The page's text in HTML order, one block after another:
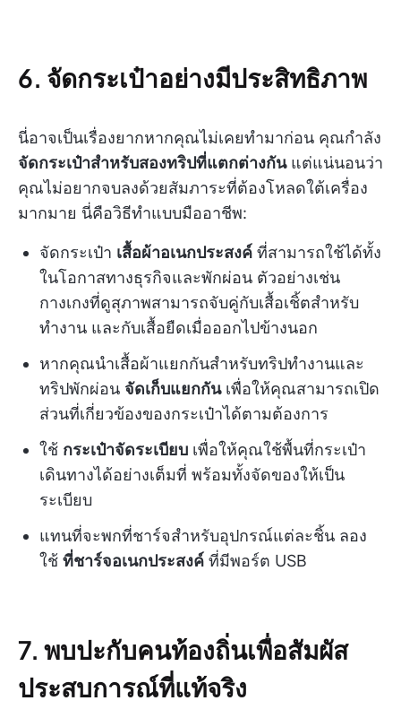
6. จัดกระเป๋าอย่างมีประสิทธิภาพ
นี่อาจเป็นเรื่องยากหากคุณไม่เคยทำมาก่อน คุณกำลัง
จัดกระเป๋าสำหรับสองทริปที่แตกต่างกันแต่แน่นอนว่า
คุณไม่อยากจบลงด้วยสัมภาระที่ต้องโหลดใต้เครื่อง
มากมาย นี่คือวิธีทำแบบมืออาชีพ:
จัดกระเป๋า เสื้อผ้าอเนกประสงค์ ที่สามารถใช้ได้ทั้ง
ในโอกาสทางธุรกิจและพักผ่อน ตัวอย่างเช่น
กางเกงที่ดูสุภาพสามารถจับคู่กับเสื้อเชิ้ตสำหรับ
ทำงาน และกับเสื้อยืดเมื่อออกไปข้างนอก
หากคุณนำเสื้อผ้าแยกกันสำหรับทริปทำงานและ
ทริปพักผ่อน จัดเก็บแยกกันเพื่อให้คุณสามารถเปิด
ส่วนที่เกี่ยวข้องของกระเป๋าได้ตามต้องการ
ใช้ กระเป๋าจัดระเบียบ เพื่อให้คุณใช้พื้นที่กระเป๋า
เดินทางได้อย่างเต็มที่ พร้อมทั้งจัดของให้เป็น
ระเบียบ
แทนที่จะพกที่ชาร์จสำหรับอุปกรณ์แต่ละชิ้น ลอง
ใช้ ที่ชาร์จอเนกประสงค์ ที่มีพอร์ต USB
7. พบปะกับคนท้องถิ่นเพื่อสัมผัส
ประสบการณ์ที่แท้จริง